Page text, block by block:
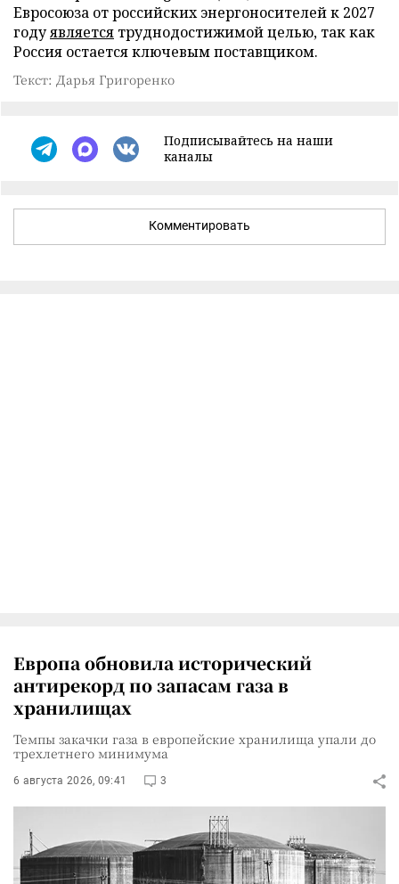
Евросоюза от российских энергоносителей к 2027
годуявляется труднодостижимой целью, так как
Россия остается ключевым поставщиком.
Текст: Дарья Григоренко
Подписывайтесь на наши
каналы
Комментировать
Европа обновила исторический
антирекорд по запасам газа в
хранилищах
Темпы закачки газа в европейские хранилища упали до
трехлетнего минимума
6 августа 2026, 09:41 3